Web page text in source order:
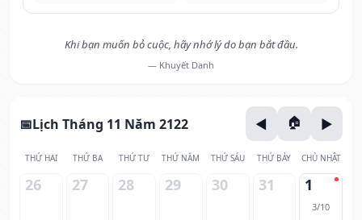
Khi bạn muốn bỏ cuộc, hãy nhớ lý do bạn bắt đầu.
— Khuyết Danh
Lịch Tháng 11 Năm 2122
THỨ HAI THỨ BA THỨ TƯ THỨ NĂM THỨ SÁU THỨ BẢY CHỦ NHẬT
26 27 28 29 30 31 1
3/10